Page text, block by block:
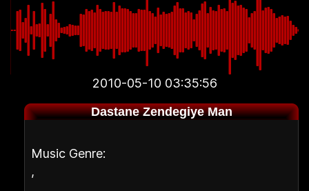
2010-05-10 03:35:56
Dastane Zendegiye Man
Music Genre:
,